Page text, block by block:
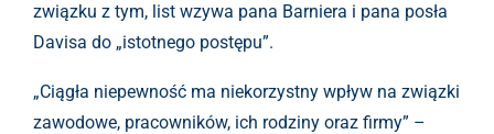
związku z tym, list wzywa pana Barniera i pana posła
Davisa do „istotnego postępu”.
„Ciągła niepewność ma niekorzystny wpływ na związki
zawodowe, pracowników, ich rodziny oraz firmy” –